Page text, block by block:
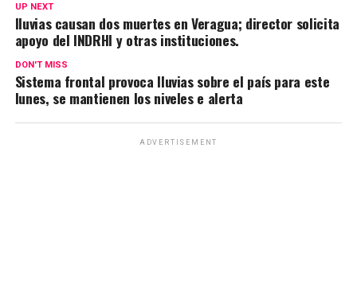
UP NEXT
lluvias causan dos muertes en Veragua; director solicita
apoyo del INDRHI y otras instituciones.
DON'T MISS
Sistema frontal provoca lluvias sobre el país para este
lunes, se mantienen los niveles e alerta
ADVERTISEMENT